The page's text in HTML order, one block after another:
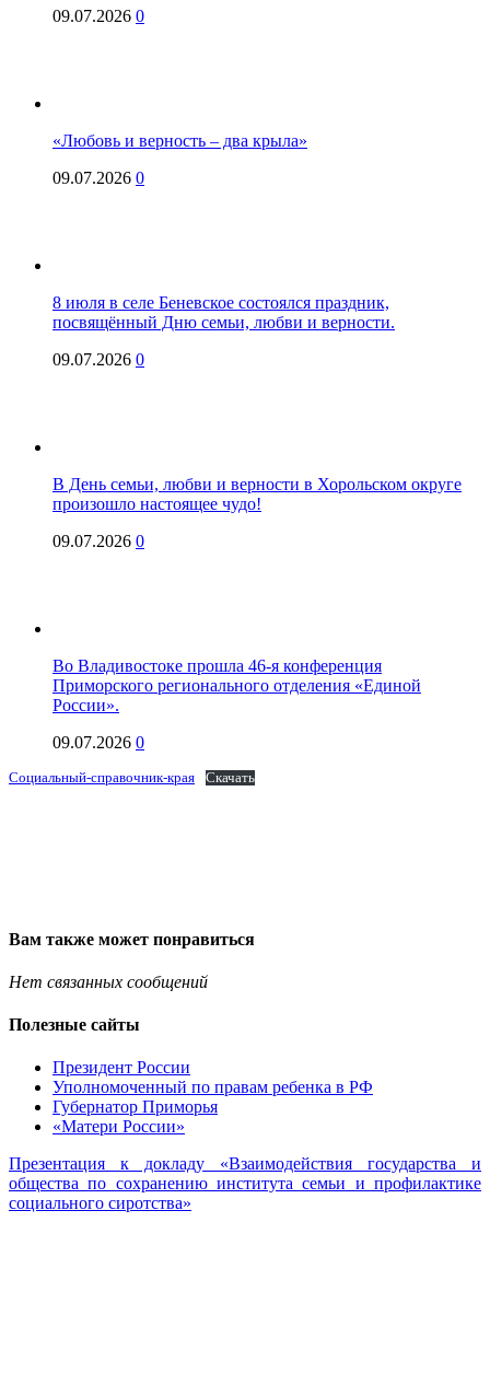
09.07.2026 0
«Любовь и верность – два крыла»
09.07.2026 0
8 июля в селе Беневское состоялся праздник,
посвящённый Дню семьи, любви и верности.
09.07.2026 0
В День семьи, любви и верности в Хорольском округе
произошло настоящее чудо!
09.07.2026 0
Во Владивостоке прошла 46-я конференция
Приморского регионального отделения «Единой
России».
09.07.2026 0
Социальный-справочник-края Скачать
Вам также может понравиться
Нет связанных сообщений
Полезные сайты
Президент России
Уполномоченный по правам ребенка в РФ
Губернатор Приморья
«Матери России»
Презентация к докладу «Взаимодействия государства и
общества по сохранению института семьи и профилактике
социального сиротства»